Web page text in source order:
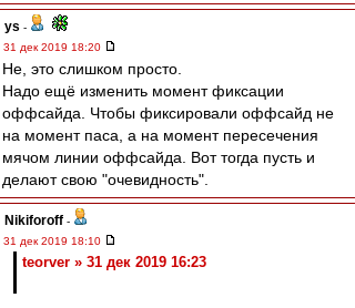
ys -
31 дек 2019 18:20
Не, это слишком просто.
Надо ещё изменить момент фиксации
оффсайда. Чтобы фиксировали оффсайд не
на момент паса, а на момент пересечения
мячом линии оффсайда. Вот тогда пусть и
делают свою "очевидность".
Nikiforoff -
31 дек 2019 18:10
teorver » 31 дек 2019 16:23